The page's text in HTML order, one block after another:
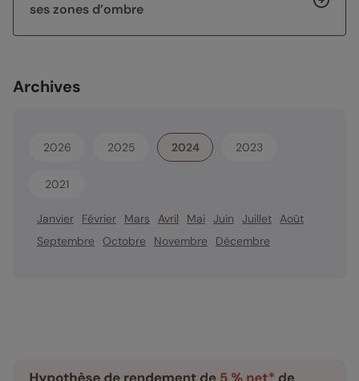
ses zones d’ombre
Archives
2026 2025 2024 2023
2021
Janvier Février Mars Avril Mai Juin Juillet Août
Septembre
Octobre Novembre Décembre